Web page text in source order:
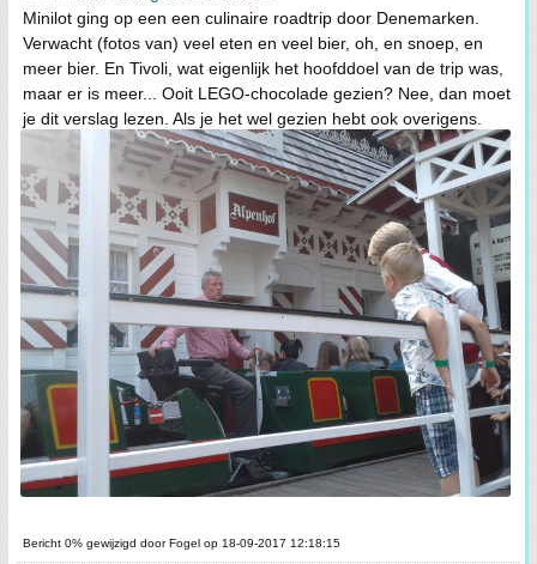
Minilot ging op een een culinaire roadtrip door Denemarken.
Verwacht (fotos van) veel eten en veel bier, oh, en snoep, en
meer bier. En Tivoli, wat eigenlijk het hoofddoel van de trip was,
maar er is meer... Ooit LEGO-chocolade gezien? Nee, dan moet
je dit verslag lezen. Als je het wel gezien hebt ook overigens.
Bericht 0% gewijzigd door Fogel op 18-09-2017 12:18:15